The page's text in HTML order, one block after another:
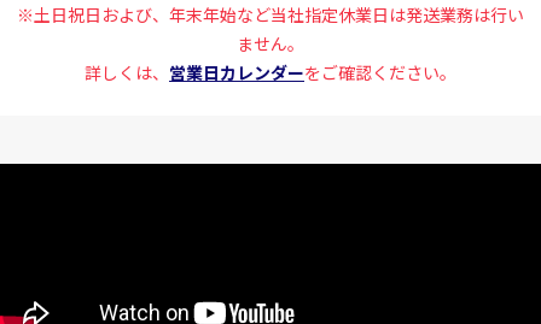
※土日祝日および、年末年始など当社指定休業日は発送業務は行い
ません。
詳しくは、 営業日カレンダーをご確認ください。